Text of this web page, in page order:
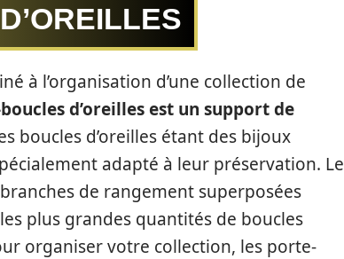
à l’organisation d’une collection de
d’oreilles est un support de
boucles d’oreilles étant des bijoux
adapté à leur préservation. Le
de rangement superposées
plus grandes quantités de boucles
organiser votre collection, les porte-